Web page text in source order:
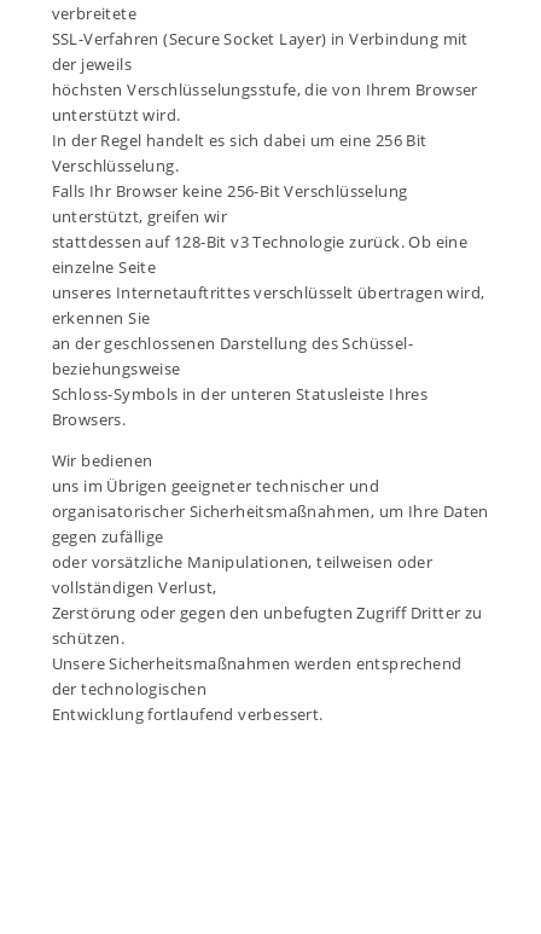
verbreitete
SSL-Verfahren (Secure Socket Layer) in Verbindung mit
der jeweils
höchsten Verschlüsselungsstufe, die von Ihrem Browser
unterstützt wird.
In der Regel handelt es sich dabei um eine 256 Bit
Verschlüsselung.
Falls Ihr Browser keine 256-Bit Verschlüsselung
unterstützt, greifen wir
stattdessen auf 128-Bit v3 Technologie zurück. Ob eine
einzelne Seite
unseres Internetauftrittes verschlüsselt übertragen wird,
erkennen Sie
an der geschlossenen Darstellung des Schüssel-
beziehungsweise
Schloss-Symbols in der unteren Statusleiste Ihres
Browsers.
Wir bedienen
uns im Übrigen geeigneter technischer und
organisatorischer Sicherheitsmaßnahmen, um Ihre Daten
gegen zufällige
oder vorsätzliche Manipulationen, teilweisen oder
vollständigen Verlust,
Zerstörung oder gegen den unbefugten Zugriff Dritter zu
schützen.
Unsere Sicherheitsmaßnahmen werden entsprechend
der technologischen
Entwicklung fortlaufend verbessert.